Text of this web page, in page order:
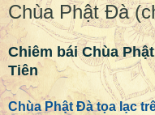
Chùa Phật Đà
Chiêm bái Chùa
Tiên
Chùa Phật Đà tọa lạc